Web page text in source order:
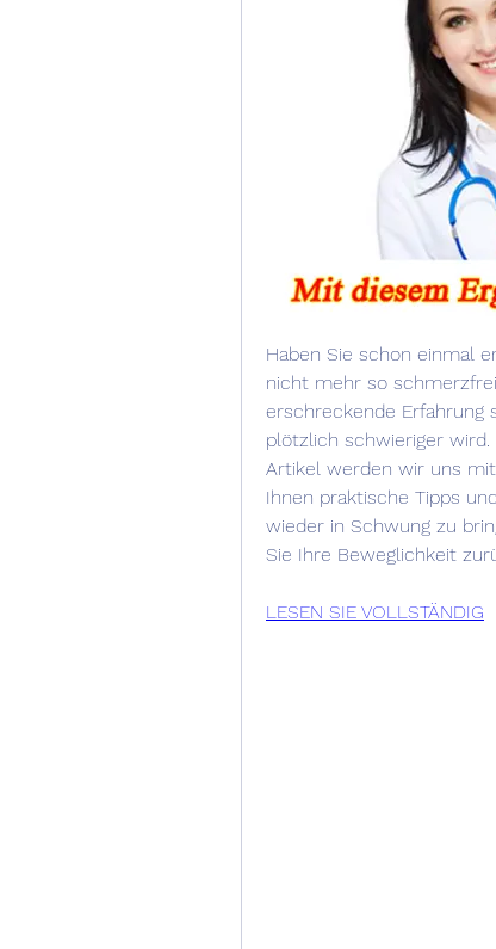
Haben Sie schon einmal
nicht mehr so
erschreckende Erfahrung
plötzlich schwieriger wird.
Artikel werden wir uns
Ihnen praktische Tipps
wieder in Schwung zu
Sie Ihre Beweglichkeit
LESEN SIE VOLLSTÄNDIG